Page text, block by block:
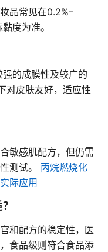
品常见在0.2%–
度为准。
的成膜性及较广的
对皮肤友好，适应性
敏感肌配方，但仍需
测试。 丙烷燃烧化
际应用
和配方的稳定性，医
食品级则符合食品添